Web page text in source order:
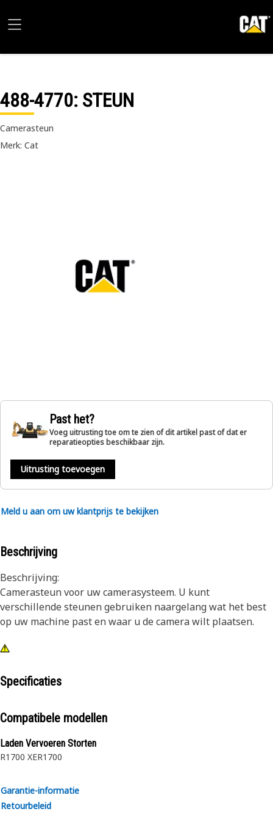
488-4770: STEUN
Camerasteun
Merk: Cat
Past het?
Voeg uitrusting toe om te zien of dit artikel past of dat er
reparatieopties beschikbaar zijn.
Uitrusting toevoegen
Meld u aan om uw klantprijs te bekijken
Beschrijving
Beschrijving:
Camerasteun voor uw camerasysteem. U kunt
verschillende steunen gebruiken naargelang wat het best
op uw machine past en waar u de camera wilt plaatsen.
Specificaties
Compatibele modellen
Laden Vervoeren Storten
R1700 XER1700
Garantie-informatie
Retourbeleid